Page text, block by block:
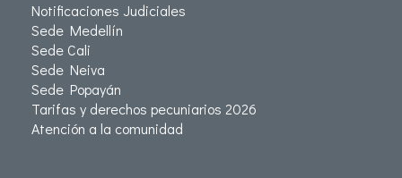
Notificaciones Judiciales
Sede Medellín
Sede Cali
Sede Neiva
Sede Popayán
Tarifas y derechos pecuniarios 2026
Atención a la comunidad